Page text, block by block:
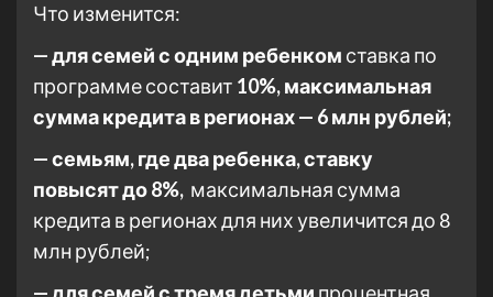
Что изменится:
— для семей с одним ребенком ставка по
программе составит 10%, максимальная
сумма кредита в регионах — 6 млн рублей;
— семьям, где два ребенка, ставку
повысят до 8%, максимальная сумма
кредита в регионах для них увеличится до 8
млн рублей;